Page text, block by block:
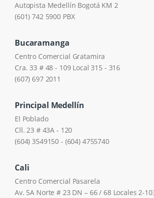
Autopista Medellín Bogotá KM 2
(601) 742 5900 PBX
Bucaramanga
Centro Comercial Gratamira
Cra. 33 # 48 - 109 Local 315 - 316
(607) 697 2011
Principal Medellín
El Poblado
Cll. 23 # 43A - 120
(604) 3549150 - (604) 4755740
Cali
Centro Comercial Pasarela
Av. 5A Norte # 23 DN – 66 / 68 Locales 2-